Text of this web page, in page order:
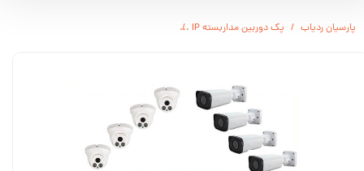
پارسیان ردیاب پک دوربین مداربسته IP